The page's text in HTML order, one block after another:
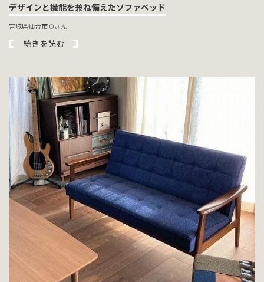
デザインと機能を兼ね備えたソファベッド
宮城県仙台市 Oさん
続きを読む